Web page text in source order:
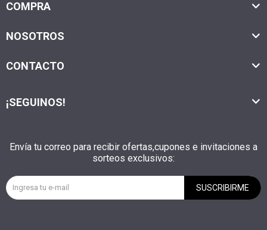
COMPRA
NOSOTROS
CONTACTO
Envía tu correo para recibir ofertas,cupones e invitaciones a
sorteos exclusivos:
SUSCRIBIRME
¡SEGUINOS!